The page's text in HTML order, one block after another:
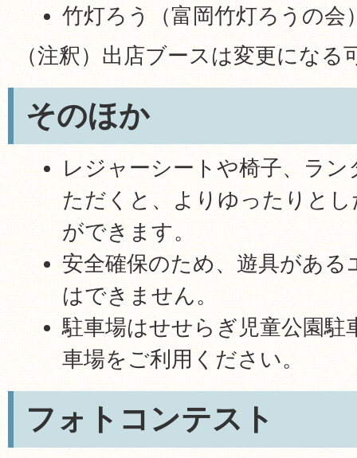
竹灯ろう（富岡竹灯ろうの会
（注釈）出店ブースは変更にな
そのほか
レジャーシートや椅子、ラ
ただくと、よりゆったりと
ができます。
安全確保のため、遊具があ
はできません。
駐車場はせせらぎ児童公園駐
車場をご利用ください。
フォトコンテスト